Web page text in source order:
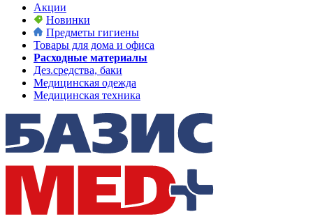
Акции
Новинки
Предметы гигиены
Товары для дома и офиса
Расходные материалы
Дез.средства, баки
Медицинская одежда
Медицинская техника